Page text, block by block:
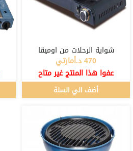
شواية الرحلات من اوميقا
470 د.أمارتي
عفوا هذا المنتج غير متاح
أضف الي السلة